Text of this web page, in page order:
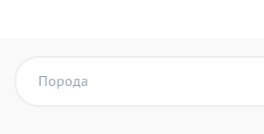
Порода